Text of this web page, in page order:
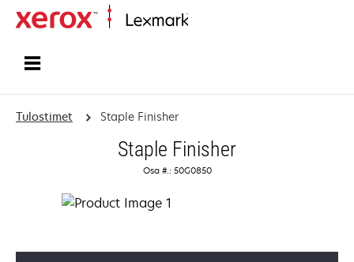
Tulostimet Staple Finisher
Staple Finisher
Osa #.: 50G0850